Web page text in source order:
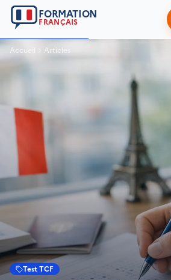
FORMATION
FRANÇAIS
Accueil Articles
Test TCF